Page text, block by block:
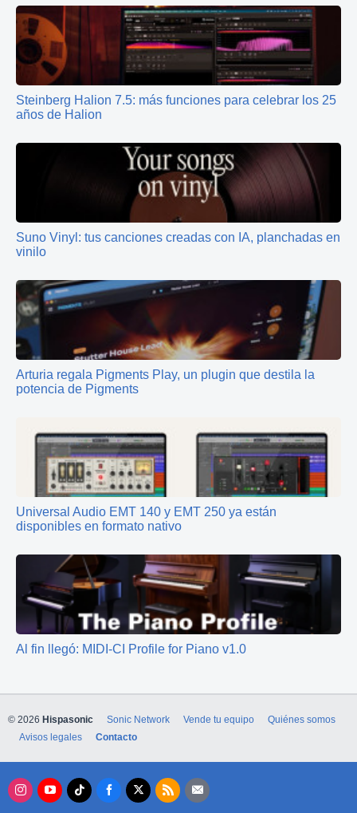
Steinberg Halion 7.5: más funciones para celebrar los 25
años de Halion
Suno Vinyl: tus canciones creadas con IA, planchadas en
vinilo
Arturia regala Pigments Play, un plugin que destila la
potencia de Pigments
Universal Audio EMT 140 y EMT 250 ya están
disponibles en formato nativo
Al fin llegó: MIDI-CI Profile for Piano v1.0
© 2026 Hispasonic Sonic Network Vende tu equipo
Quiénes somos
Avisos legales
Contacto